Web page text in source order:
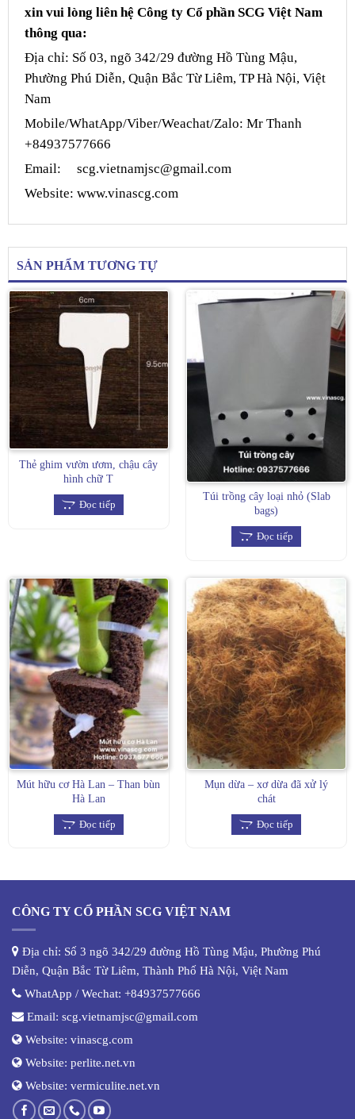
xin vui lòng liên hệ Công ty Cổ phần SCG Việt Nam
thông qua:
Địa chỉ: Số 03, ngõ 342/29 đường Hồ Tùng Mậu,
Phường Phú Diễn, Quận Bắc Từ Liêm, TP Hà Nội, Việt
Nam
Mobile/WhatApp/Viber/Weachat/Zalo: Mr Thanh
+84937577666
Email: scg.vietnamjsc@gmail.com
Website: www.vinascg.com
SẢN PHẨM TƯƠNG TỰ
Thẻ ghim vườn ươm, chậu cây
hình chữ T
Đọc tiếp
Túi trồng cây loại nhỏ (Slab
bags)
Đọc tiếp
Mút hữu cơ Hà Lan – Than bùn
Hà Lan
Đọc tiếp
Mụn dừa – xơ dừa đã xử lý
chát
Đọc tiếp
CÔNG TY CỔ PHẦN SCG VIỆT NAM
Địa chỉ: Số 3 ngõ 342/29 đường Hồ Tùng Mậu, Phường Phú
Diễn, Quận Bắc Từ Liêm, Thành Phố Hà Nội, Việt Nam
WhatApp / Wechat: +84937577666
Email: scg.vietnamjsc@gmail.com
Website: vinascg.com
Website: perlite.net.vn
Website: vermiculite.net.vn